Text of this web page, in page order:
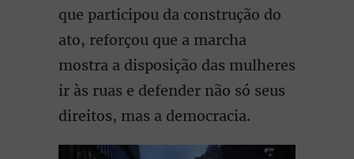
que participou da construção do
ato, reforçou que a marcha
mostra a disposição das mulheres
ir às ruas e defender não só seus
direitos, mas a democracia.